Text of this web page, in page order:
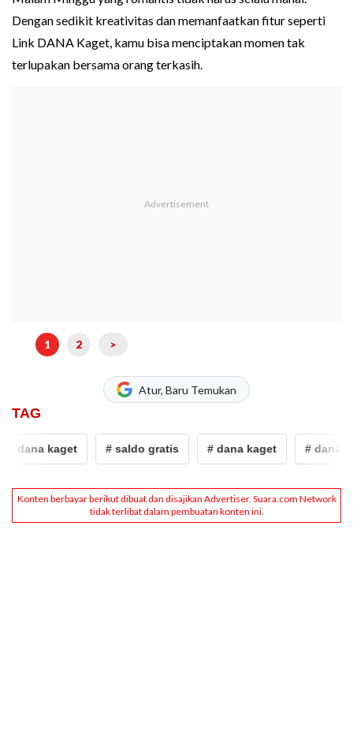
Dengan sedikit kreativitas dan memanfaatkan fitur seperti
Link DANA Kaget, kamu bisa menciptakan momen tak
terlupakan bersama orang terkasih.
1 2 >
Atur, Baru Temukan
TAG
dana kaget # saldo gratis # dana kaget # dana